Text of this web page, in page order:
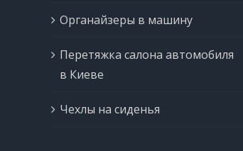
Органайзеры в машину
Перетяжка салона автомобиля
в Киеве
Чехлы на сиденья